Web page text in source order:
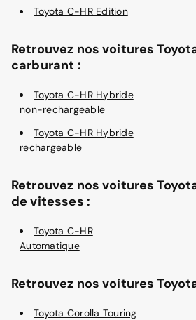
Toyota C-HR Edition
Retrouvez nos voitures
carburant :
Toyota C-HR Hybride
non-rechargeable
Toyota C-HR Hybride
rechargeable
Retrouvez nos voitures
de vitesses :
Toyota C-HR
Automatique
Retrouvez nos voitures
Toyota Corolla Touring